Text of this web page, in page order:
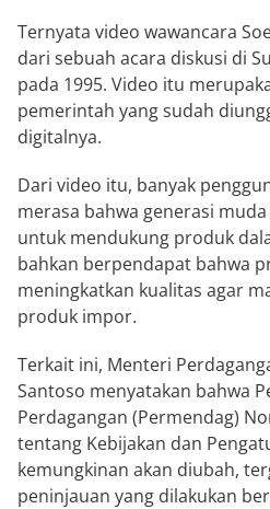
Ternyata video wawancara
dari sebuah acara diskusi di
pada 1995. Video itu
pemerintah yang sudah
digitalnya.
Dari video itu, banyak
merasa bahwa generasi
untuk mendukung produk
bahkan berpendapat bahwa
meningkatkan kualitas agar
produk impor.
Terkait ini, Menteri
Santoso menyatakan bahwa
Perdagangan (Permendag)
tentang Kebijakan dan
kemungkinan akan diubah,
peninjauan yang dilakukan